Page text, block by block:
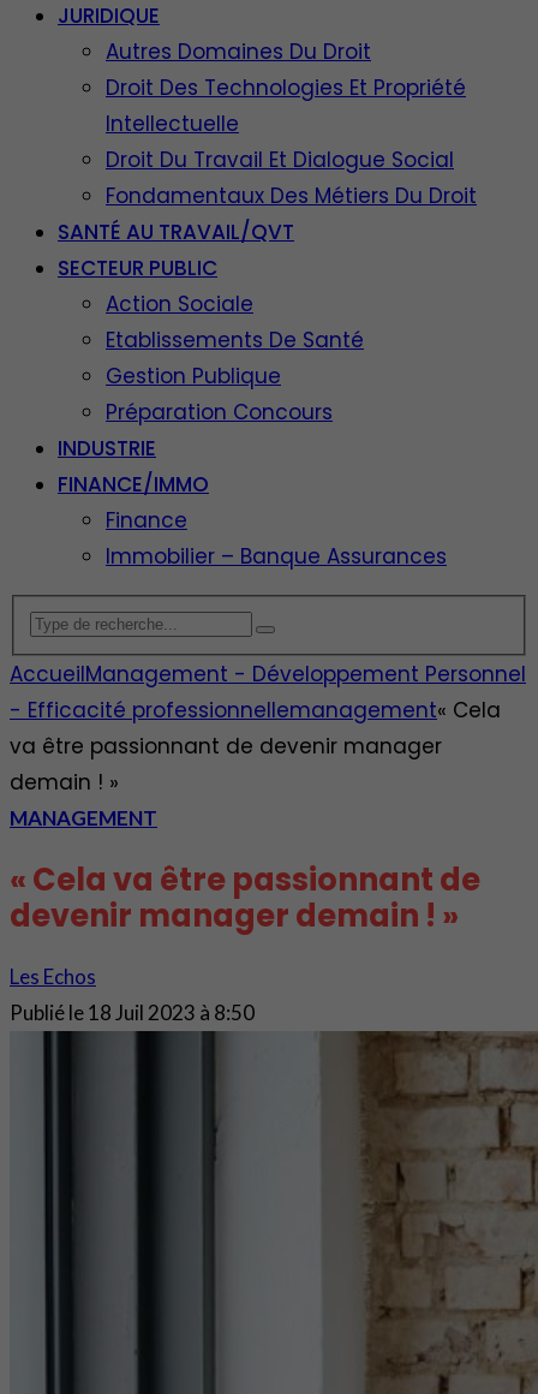
JURIDIQUE
Autres Domaines Du Droit
Droit Des Technologies Et Propriété
Intellectuelle
Droit Du Travail Et Dialogue Social
Fondamentaux Des Métiers Du Droit
SANTÉ AU TRAVAIL/QVT
SECTEUR PUBLIC
Action Sociale
Etablissements De Santé
Gestion Publique
Préparation Concours
INDUSTRIE
FINANCE/IMMO
Finance
Immobilier – Banque Assurances
AccueilManagement - Développement Personnel
- Efficacité professionnellemanagement« Cela
va être passionnant de devenir manager
demain ! »
MANAGEMENT
« Cela va être passionnant de
devenir manager demain ! »
Les Echos
Publié le18 Juil 2023 à 8:50